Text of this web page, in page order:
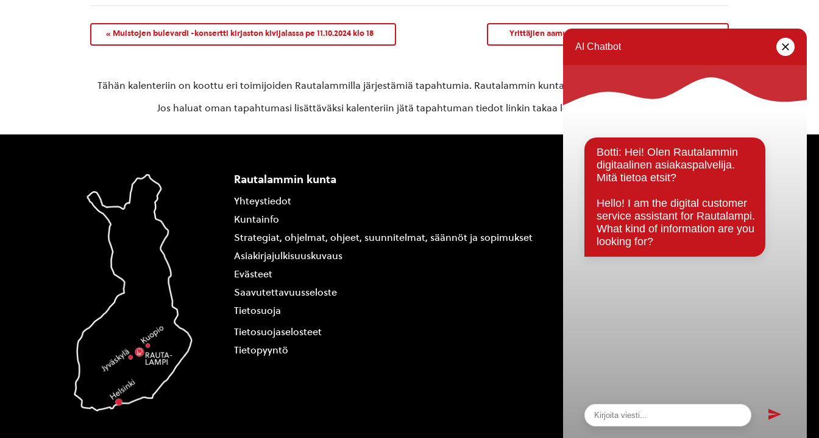
« Muistojen bulevardi -konsertti kirjaston kivijalassa pe 11.10.2024 klo 18 Yrittäjien aamukahvit ke 16.10. klo 8 Kunnanvirastolla
Tähän kalenteriin on koottu eri toimijoiden Rautalammilla järjestämiä tapahtumia. Rautalammin kunta ei vastaa tietojen oikeellisuudesta.
Jos haluat oman tapahtumasi lisättäväksi kalenteriin jätä tapahtuman tiedot linkin takaa löytyvällä
Rautalammin kunta
Yhteystiedot
Kuntainfo
Strategiat, ohjelmat, ohjeet, suunnitelmat, säännöt ja sopimukset
Asiakirjajulkisuuskuvaus
Evästeet
Saavutettavuusseloste
Tietosuoja
Tietosuojaselosteet
Tietopyyntö
Päätöksenteko ja lähidemokratia
Päätökset, esityslistat & pöytäkirjat
Hallinto
Kunnanhallitus
Kunnanvaltuusto